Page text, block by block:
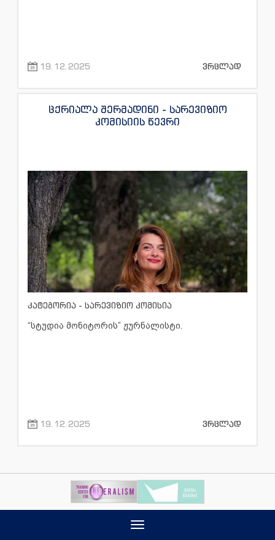
19.12.2025 ვრცლად
ცქრიალა შერმადინი - სარევიზიო
კომისიის წევრი
კატეგორია - სარევიზიო კომისია
“სტუდია მონიტორის” ჟურნალისტი.
19.12.2025 ვრცლად
Toggle